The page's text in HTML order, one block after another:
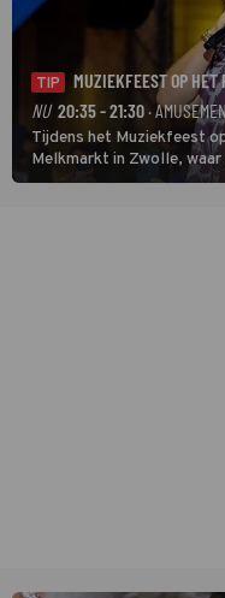
TIP
MUZIEKFEEST OP HET
NU 20:35 - 21:30·
Tijdens het Muziekfeest
Melkmarkt in Zwolle,
grootste namen zijn